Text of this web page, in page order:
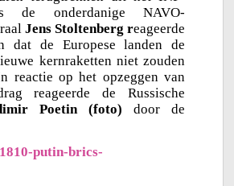
de onderdanige NAVO-
Jens Stoltenberg reageerde
dat de Europese landen de
kernraketten niet zouden
reactie op het opzeggen van
reageerde de Russische
Poetin (foto) door de